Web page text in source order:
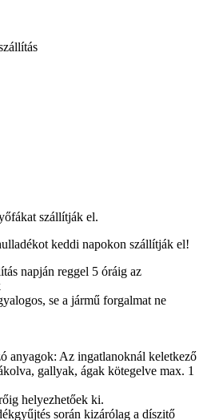
szállítják el.
keddi napokon szállítják el!
napján reggel 5 óráig az
se a jármű forgalmat ne
anyagok: Az ingatlanoknál keletkező
gallyak, ágak kötegelve max. 1
helyezhetőek ki.
során kizárólag a díszitő